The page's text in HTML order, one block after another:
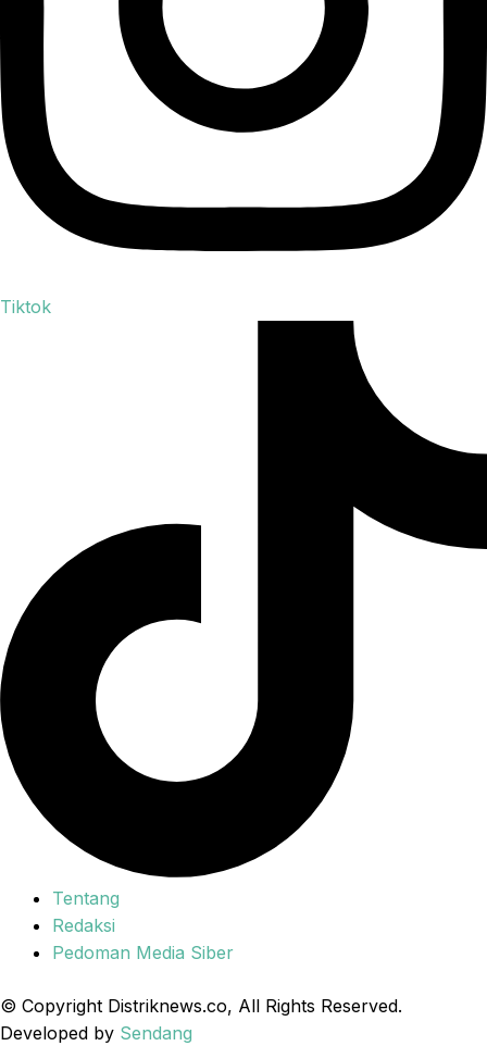
Tiktok
Tentang
Redaksi
Pedoman Media Siber
© Copyright Distriknews.co, All Rights Reserved.
Developed by Sendang